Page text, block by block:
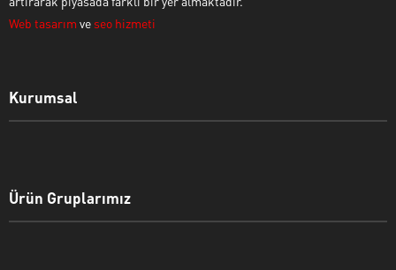
Web tasarım ve seo hizmeti
Kurumsal
Ürün Gruplarımız